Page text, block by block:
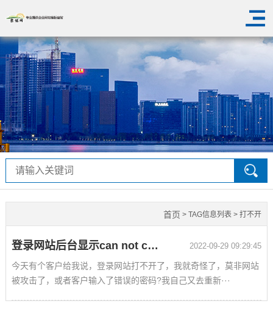
首页 > TAG信息列表 > 打不开
登录网站后台显示can not connect to DB! 2022-09-29 09:29:45
今天有个客户给我说，登录网站打不开了，我就奇怪了，莫非网站
被攻击了，或者客户输入了错误的密码?我自己又去重新···